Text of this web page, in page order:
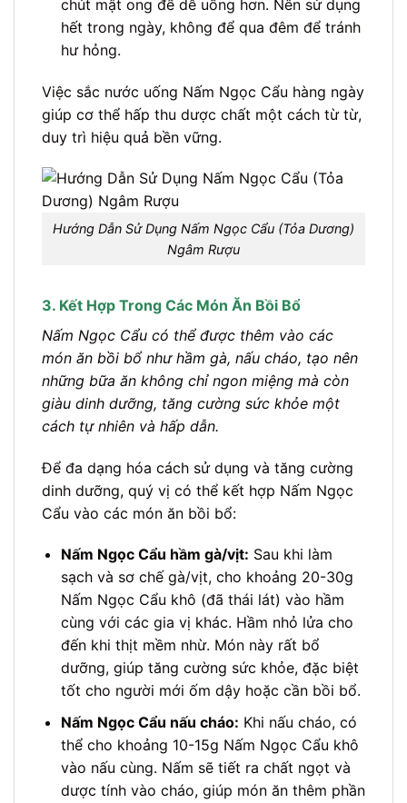
chút mật ong để dễ uống hơn. Nên sử dụng
hết trong ngày, không để qua đêm để tránh
hư hỏng.
Việc sắc nước uống Nấm Ngọc Cẩu hàng ngày
giúp cơ thể hấp thu dược chất một cách từ từ,
duy trì hiệu quả bền vững.
Hướng Dẫn Sử Dụng Nấm Ngọc Cẩu (Tỏa Dương)
Ngâm Rượu
3. Kết Hợp Trong Các Món Ăn Bồi Bổ
Nấm Ngọc Cẩu có thể được thêm vào các
món ăn bồi bổ như hầm gà, nấu cháo, tạo nên
những bữa ăn không chỉ ngon miệng mà còn
giàu dinh dưỡng, tăng cường sức khỏe một
cách tự nhiên và hấp dẫn.
Để đa dạng hóa cách sử dụng và tăng cường
dinh dưỡng, quý vị có thể kết hợp Nấm Ngọc
Cẩu vào các món ăn bồi bổ:
Nấm Ngọc Cẩu hầm gà/vịt: Sau khi làm
sạch và sơ chế gà/vịt, cho khoảng 20-30g
Nấm Ngọc Cẩu khô (đã thái lát) vào hầm
cùng với các gia vị khác. Hầm nhỏ lửa cho
đến khi thịt mềm nhừ. Món này rất bổ
dưỡng, giúp tăng cường sức khỏe, đặc biệt
tốt cho người mới ốm dậy hoặc cần bồi bổ.
Nấm Ngọc Cẩu nấu cháo: Khi nấu cháo, có
thể cho khoảng 10-15g Nấm Ngọc Cẩu khô
vào nấu cùng. Nấm sẽ tiết ra chất ngọt và
dược tính vào cháo, giúp món ăn thêm phần